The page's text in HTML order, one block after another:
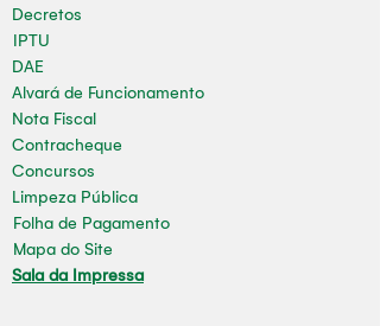
Decretos
IPTU
DAE
Alvará de Funcionamento
Nota Fiscal
Contracheque
Concursos
Limpeza Pública
Folha de Pagamento
Mapa do Site
Sala da Impressa